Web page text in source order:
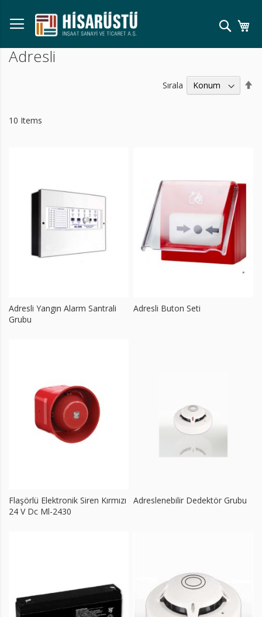
to
Content
Ara
Adresli
10 Items
Sırala
Adresli Yangın Alarm Santrali
Grubu
Adresli Buton Seti
Flaşörlü Elektronik Siren Kırmızı
24 V Dc Ml-2430
Adreslenebilir Dedektör Grubu